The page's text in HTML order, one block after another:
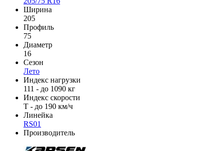
Ширина
205
Профиль
75
Диаметр
16
Сезон
Лето
Индекс нагрузки
111 - до 1090 кг
Индекс скорости
T - до 190 км/ч
Линейка
RS01
Производитель